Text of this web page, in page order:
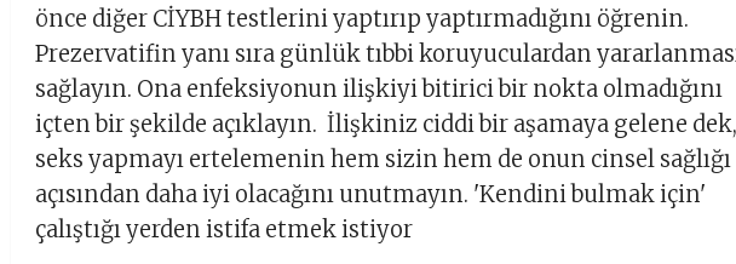
önce diğer CİYBH testlerini yaptırıp yaptırmadığını öğrenin.
Prezervatifin yanı sıra günlük tıbbi koruyuculardan
sağlayın. Ona enfeksiyonun ilişkiyi bitirici bir nokta olmadığını
içten bir şekilde açıklayın. İlişkiniz ciddi bir aşamaya gelene dek,
seks yapmayı ertelemenin hem sizin hem de onun cinsel sağlığı
açısından daha iyi olacağını unutmayın. 'Kendini bulmak için'
çalıştığı yerden istifa etmek istiyor